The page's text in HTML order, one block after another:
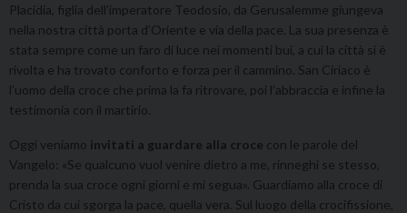
Placidia, figlia dell’imperatore Teodosio, da Gerusalemme giungeva
nella nostra città porta d’Oriente e via della pace. La sua presenza è
stata sempre come un faro di luce nei momenti bui, a cui la città si è
rivolta e ha trovato conforto e forza per il cammino. San Ciriaco è
l’uomo della croce che prima la fa ritrovare, poi l’abbraccia e infine la
testimonia con il martirio.
Oggi veniamo invitati a guardare alla croce con le parole del
Vangelo: «Se qualcuno vuol venire dietro a me, rinneghi se stesso,
prenda la sua croce ogni giorni e mi segua». Guardiamo alla croce di
Cristo da cui sgorga la pace, quella vera. Sul luogo della crocifissione,